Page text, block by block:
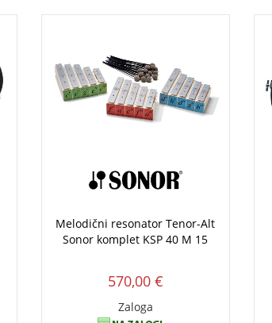
Melodični resonator Tenor-Alt
Sonor komplet KSP 40 M 15
570,00 €
Zaloga